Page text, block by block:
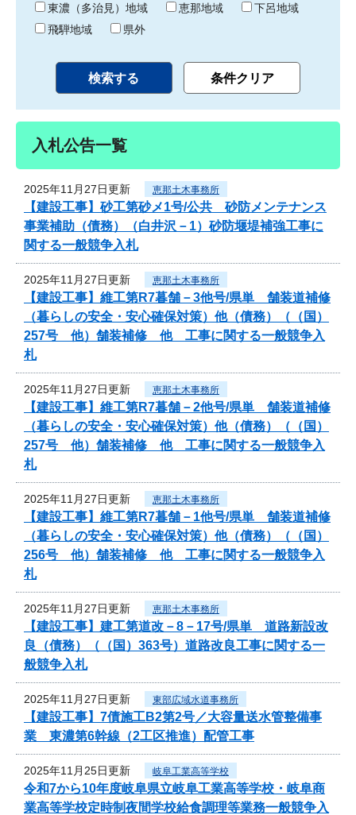
東濃（多治見）地域
恵那地域
下呂地域
飛騨地域
県外
入札公告一覧
2025年11月27日更新 恵那土木事務所
【建設工事】砂工第砂メ1号/公共 砂防メンテナンス
事業補助（債務）（白井沢－1）砂防堰堤補強工事に
関する一般競争入札
2025年11月27日更新 恵那土木事務所
【建設工事】維工第R7暮舗－3他号/県単 舗装道補修
（暮らしの安全・安心確保対策）他（債務）（（国）
257号 他）舗装補修 他 工事に関する一般競争入
札
2025年11月27日更新 恵那土木事務所
【建設工事】維工第R7暮舗－2他号/県単 舗装道補修
（暮らしの安全・安心確保対策）他（債務）（（国）
257号 他）舗装補修 他 工事に関する一般競争入
札
2025年11月27日更新 恵那土木事務所
【建設工事】維工第R7暮舗－1他号/県単 舗装道補修
（暮らしの安全・安心確保対策）他（債務）（（国）
256号 他）舗装補修 他 工事に関する一般競争入
札
2025年11月27日更新 恵那土木事務所
【建設工事】建工第道改－8－17号/県単 道路新設改
良（債務）（（国）363号）道路改良工事に関する一
般競争入札
2025年11月27日更新 東部広域水道事務所
【建設工事】7債施工B2第2号／大容量送水管整備事
業 東濃第6幹線（2工区推進）配管工事
2025年11月25日更新 岐阜工業高等学校
令和7から10年度岐阜県立岐阜工業高等学校・岐阜商
業高等学校定時制夜間学校給食調理等業務一般競争入